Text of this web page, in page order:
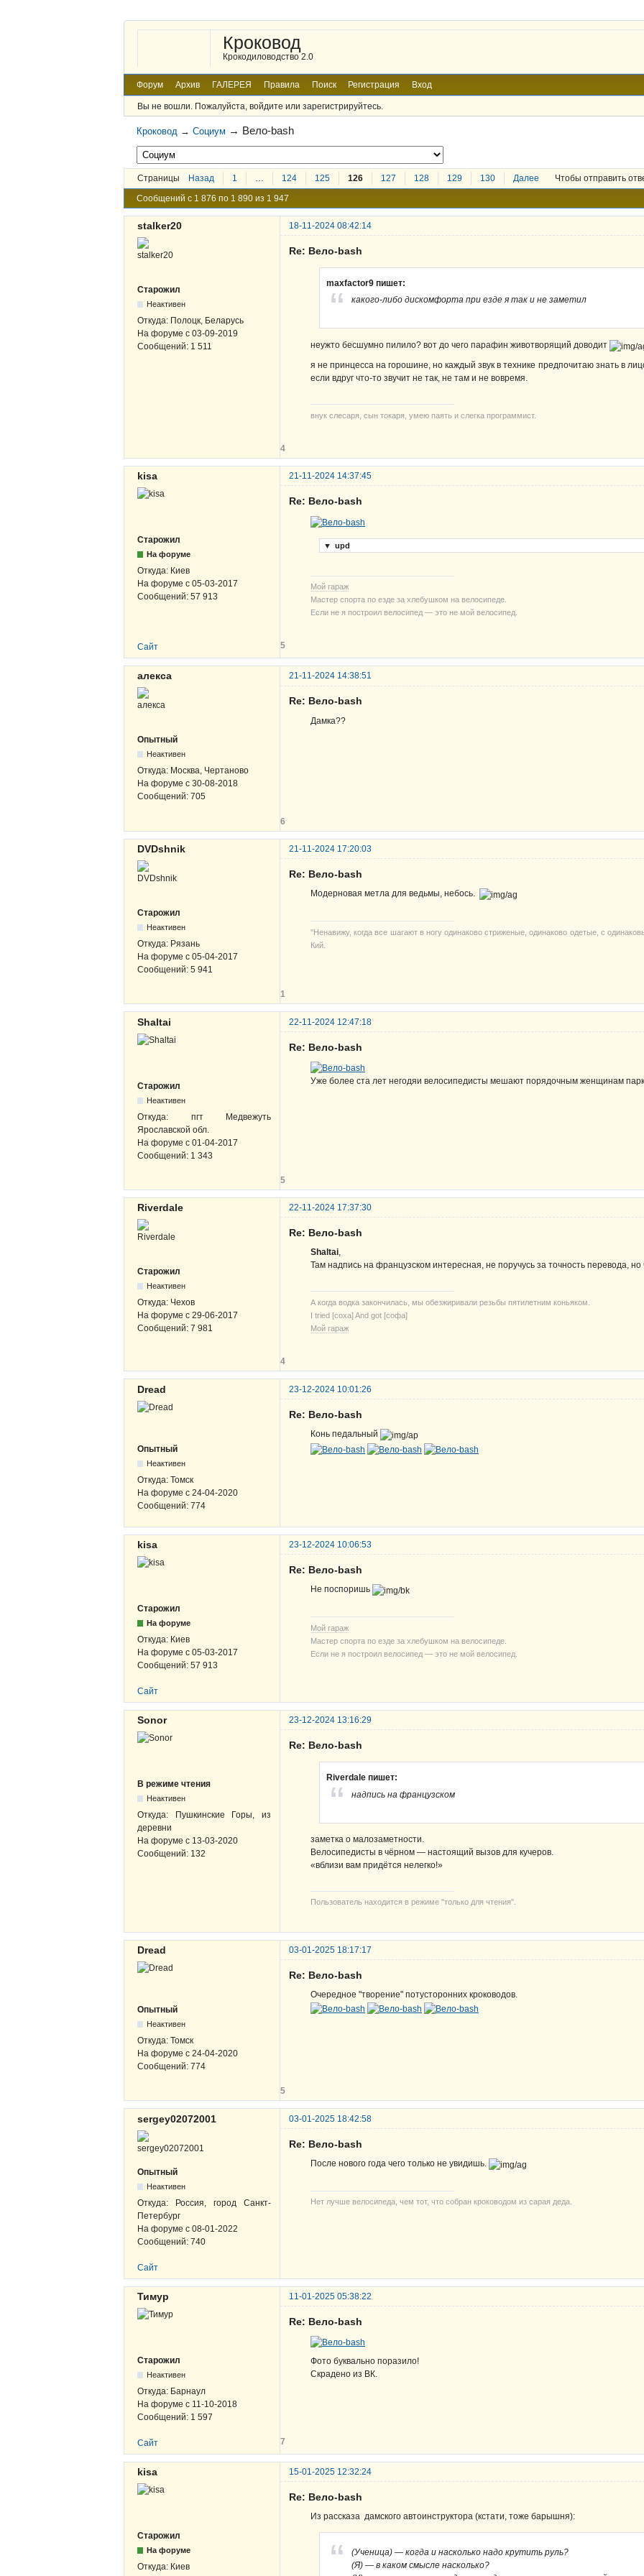
Кроковод
Крокодиловодство 2.0
Форум Архив ГАЛЕРЕЯ Правила Поиск Регистрация Вход
Вы не вошли. Пожалуйста, войдите или зарегистрируйтесь.
Кроковод →Социум → Вело-bash
Страницы Назад 1 … 124 125 126 127 128 129 130 Далее Чтобы отправить
Сообщений с 1 876 по 1 890 из 1 947
stalker20 18-11-2024 08:42:14
Старожил
Неактивен
Откуда: Полоцк, Беларусь
На форуме с 03-09-2019
Сообщений: 1 511
Re: Вело-bash
maxfactor9 пишет:
какого-либо дискомфорта при езде я так и не заметил
неужто бесшумно пилило? вот до чего парафин животворящий доводит
я не принцесса на горошине, но каждый звук в технике предпочитаю знать в
если вдруг что-то звучит не так, не там и не вовремя.
внук слесаря, сын токаря, умею паять и слегка программист.
4
kisa 21-11-2024 14:37:45
Старожил
На форуме
Откуда: Киев
На форуме с 05-03-2017
Сообщений: 57 913
Re: Вело-bash
▼ upd
Мой гараж
Мастер спорта по езде за хлебушком на велосипеде.
Если не я построил велосипед — это не мой велосипед.
Сайт 5
алекса 21-11-2024 14:38:51
Опытный
Неактивен
Откуда: Москва, Чертаново
На форуме с 30-08-2018
Сообщений: 705
Re: Вело-bash
Дамка??
6
DVDshnik 21-11-2024 17:20:03
Старожил
Неактивен
Откуда: Рязань
На форуме с 05-04-2017
Сообщений: 5 941
Re: Вело-bash
Модерновая метла для ведьмы, небось.
"Ненавижу, когда все шагают в ногу одинаково стриженые, одинаково одетые, с
Кий.
1
Shaltai 22-11-2024 12:47:18
Старожил
Неактивен
Откуда: пгт Медвежуть
Ярославской обл.
На форуме с 01-04-2017
Сообщений: 1 343
Re: Вело-bash
Уже более ста лет негодяи велосипедисты мешают порядочным женщинам
5
Riverdale 22-11-2024 17:37:30
Старожил
Неактивен
Откуда: Чехов
На форуме с 29-06-2017
Сообщений: 7 981
Re: Вело-bash
Shaltai,
Там надпись на французском интересная, не поручусь за точность перевода, но
А когда водка закончилась, мы обезжиривали резьбы пятилетним коньяком.
I tried [соха] And got [софа]
Мой гараж
4
Dread 23-12-2024 10:01:26
Опытный
Неактивен
Откуда: Томск
На форуме с 24-04-2020
Сообщений: 774
Re: Вело-bash
Конь педальный
kisa 23-12-2024 10:06:53
Старожил
На форуме
Откуда: Киев
На форуме с 05-03-2017
Сообщений: 57 913
Re: Вело-bash
Не поспоришь
Мой гараж
Мастер спорта по езде за хлебушком на велосипеде.
Если не я построил велосипед — это не мой велосипед.
Сайт
Sonor 23-12-2024 13:16:29
В режиме чтения
Неактивен
Откуда:
Пушкинские Горы, из
деревни
На форуме с 13-03-2020
Сообщений: 132
Re: Вело-bash
Riverdale пишет:
надпись на французском
заметка о малозаметности.
Велосипедисты в чёрном — настоящий вызов для кучеров.
«вблизи вам придётся нелегко!»
Пользователь находится в режиме "только для чтения".
Dread 03-01-2025 18:17:17
Опытный
Неактивен
Откуда: Томск
На форуме с 24-04-2020
Сообщений: 774
Re: Вело-bash
Очередное "творение" потусторонних кроководов.
5
sergey02072001 03-01-2025 18:42:58
Опытный
Неактивен
Откуда: Россия, город Санкт-
Петербург
На форуме с 08-01-2022
Сообщений: 740
Re: Вело-bash
После нового года чего только не увидишь.
Нет лучше велосипеда, чем тот, что собран кроководом из сарая деда.
Сайт
Тимур 11-01-2025 05:38:22
Старожил
Неактивен
Откуда: Барнаул
На форуме с 11-10-2018
Сообщений: 1 597
Re: Вело-bash
Фото буквально поразило!
Скрадено из ВК.
Сайт 7
kisa 15-01-2025 12:32:24
Старожил
На форуме
Откуда: Киев
Re: Вело-bash
Из рассказа дамского автоинструктора (кстати, тоже барышня):
(Ученица) — когда и насколько надо крутить руль?
(Я) — в каком смысле насколько?